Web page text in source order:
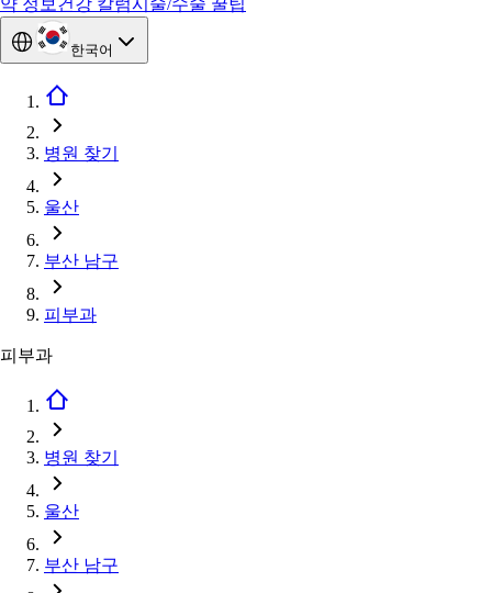
약 정보 건강 칼럼시술/수술 꿀팁
한국어
병원 찾기
울산
부산 남구
피부과
피부과
병원 찾기
울산
부산 남구